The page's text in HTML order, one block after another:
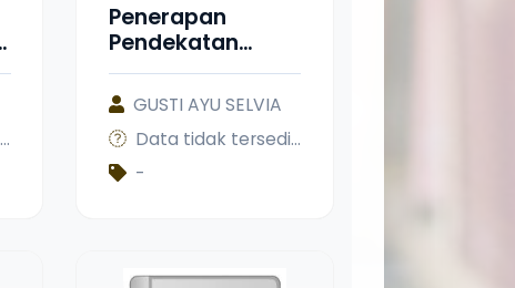
Penerapan
Pendekatan
Contextual
Teaching and
Learning (CTL)
Berbantuan
Lembar Kerja
Hasil Belajar
GUSTI AYU SELVIA
Data tidak tersedia
-